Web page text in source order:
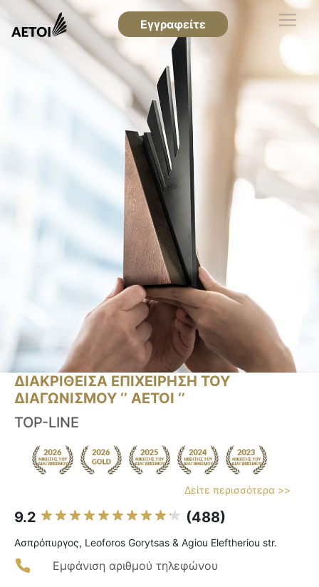
Εγγραφείτε
ΔΙΑΚΡΙΘΕΙΣΑ ΕΠΙΧΕΙΡΗΣΗ ΤΟΥ
ΔΙΑΓΩΝΙΣΜΟΥ ‘’ ΑΕΤΟΙ ‘’
TOP-LINE
Δείτε περισσότερα >>
9.2 (488)
Ασπρόπυργος, Leoforos Gorytsas & Agiou Eleftheriou str.
Εμφάνιση αριθμού τηλεφώνου